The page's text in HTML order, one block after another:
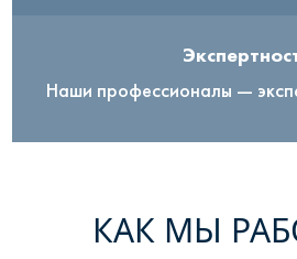
Наши профессионалы —
КАК МЫ